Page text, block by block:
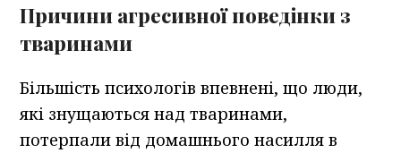
Причини агресивної поведінки з
тваринами
Більшість психологів впевнені, що люди,
які знущаються над тваринами,
потерпали від домашнього насилля в